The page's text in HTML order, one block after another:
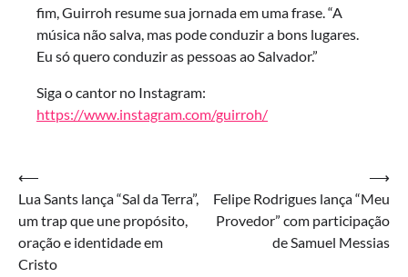
fim, Guirroh resume sua jornada em uma frase. “A
música não salva, mas pode conduzir a bons lugares.
Eu só quero conduzir as pessoas ao Salvador.”
Siga o cantor no Instagram:
https://www.instagram.com/guirroh/
Navegação
de
Post
⟵
Lua Sants lança “Sal da Terra”,
um trap que une propósito,
oração e identidade em
Cristo
Felipe Rodrigues lança “Meu
Provedor” com participação
de Samuel Messias
⟶